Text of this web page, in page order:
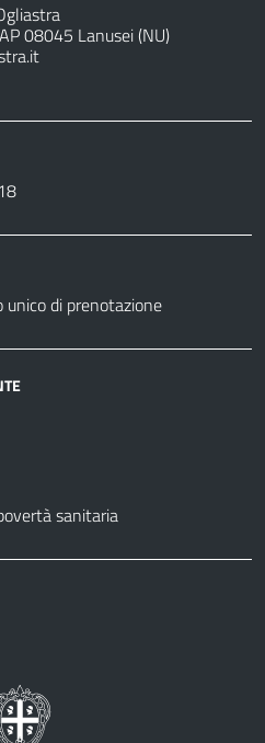
08045 Lanusei (NU)
unico di prenotazione
sanitaria